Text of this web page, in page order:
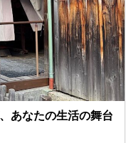
あなたの生活の舞台